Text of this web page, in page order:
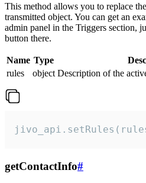
This method allows you to replace
transmitted object. You can get an
admin panel in the Triggers section,
button there.
Name Type
rules
object Description of the
getContactInfo#